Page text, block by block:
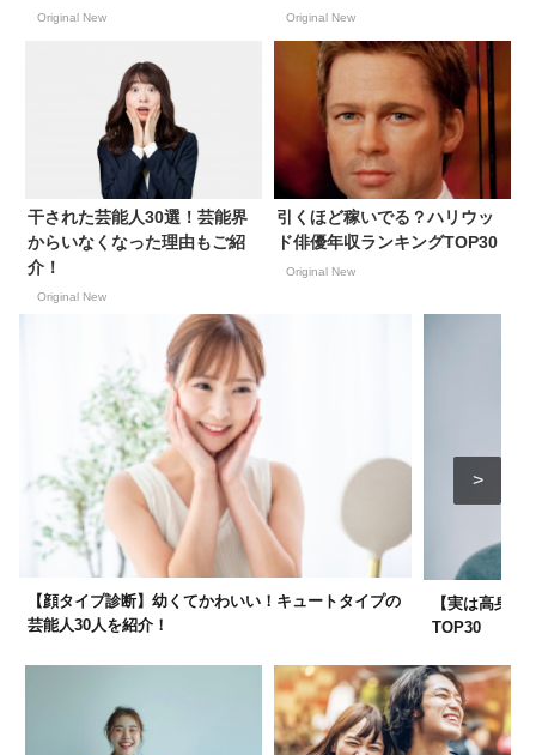
Original New Original New
干された芸能人30選！芸能界
からいなくなった理由もご紹
介！
Original New
引くほど稼いでる？ハリウッ
ド俳優年収ランキングTOP30
Original New
【顔タイプ診断】幼くてかわいい！キュートタイプの
芸能人30人を紹介！
【実は高身
TOP30